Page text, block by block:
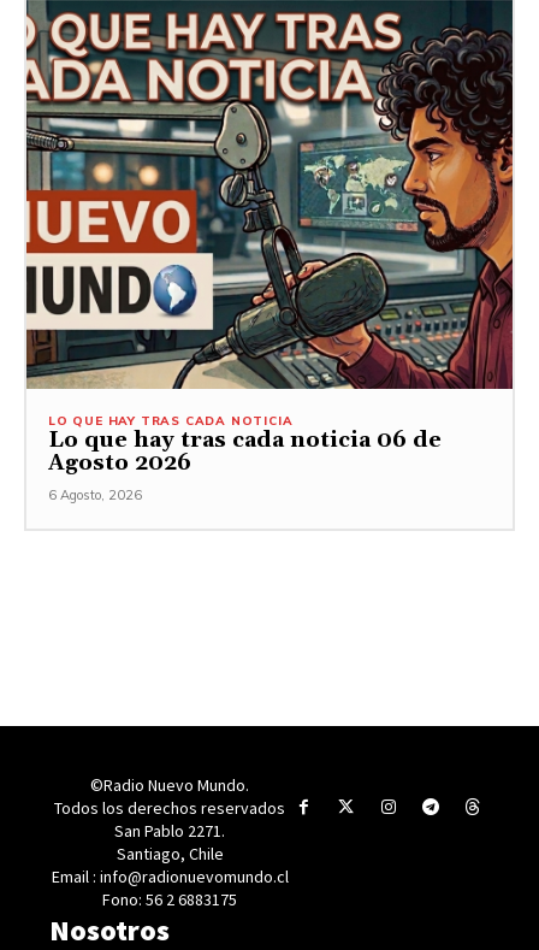
LO QUE HAY TRAS CADA NOTICIA
Lo que hay tras cada noticia 06 de
Agosto 2026
6 Agosto, 2026
©Radio Nuevo Mundo.
Todos los derechos reservados
San Pablo 2271.
Santiago, Chile
Email : info@radionuevomundo.cl
Fono: 56 2 6883175
Nosotros